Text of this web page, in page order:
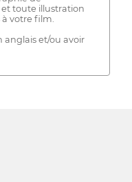
toute illustration
votre film.
anglais et/ou avoir